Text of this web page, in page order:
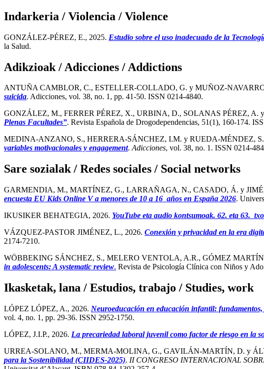
Indarkeria / Violencia / Violence
GONZÁLEZ-PÉREZ, E., 2025. Estudio sobre el uso inadecuado de la
la Salud.
Adikzioak / Adicciones / Addictions
ANTUÑA CAMBLOR, C., ESTELLER-COLLADO, G. y MUÑOZ-
suicida. Adicciones, vol. 38, no. 1, pp. 41-50. ISSN 0214-4840.
GONZÁLEZ, M., FERRER PÉREZ, X., URBINA, D., SOLANAS PÉREZ, A.
Plenas Facultades”. Revista Española de Drogodependencias, 51(1), 160-174.
MEDINA-ANZANO, S., HERRERA-SÁNCHEZ, I.M. y RUEDA-MÉNDEZ,
variables motivacionales y engagement.Adicciones, vol. 38, no. 1. ISSN 0214-
Sare sozialak / Redes sociales / Social networks
GARMENDIA, M., MARTÍNEZ, G., LARRAÑAGA, N., CASADO, Á. y
encuesta EU Kids Online V a menores de 10 a 16 años en España 2026.
IKUSIKER BEHATEGIA, 2026. YouTube eta audio kontsumoak. 62. eta 63.
VÁZQUEZ-PASTOR JIMÉNEZ, L., 2026. Conexión y privacidad en la era
2174-7210.
WÖBBEKING SÁNCHEZ, S., MELERO VENTOLA, A.R., GÓMEZ
in adolescents: A systematic review. Revista de Psicología Clínica con Niños y
Ikasketak, lana / Estudios, trabajo / Studies, work
LÓPEZ LÓPEZ, A., 2026. Neuroeducación en educación infantil:
vol. 4, no. 1, pp. 29-36. ISSN 2952-1750.
LÓPEZ, J.I.P., 2026. La precariedad laboral juvenil como factor de riesgo en la
URREA-SOLANO, M., MERMA-MOLINA, G., GAVILÁN-MARTÍN, D. y
para la Sostenibilidad (CIIDES-2025). II CONGRESO INTERNACIONAL